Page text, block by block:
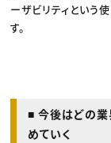
ーザビリティという
す。
■ 今後はどの業
めていく